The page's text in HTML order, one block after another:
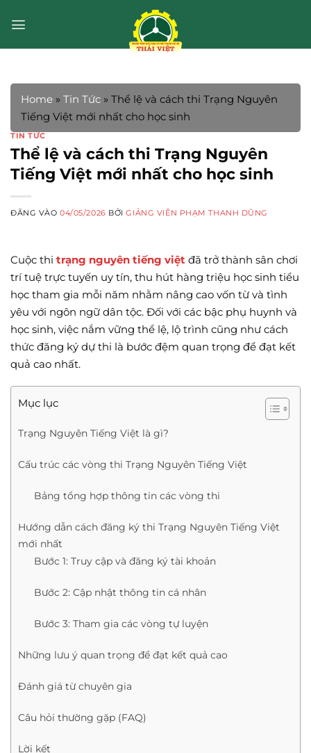
qua
Home » Tin Tức » Thể lệ và cách thi Trạng Nguyên
Tiếng Việt mới nhất cho học sinh
TIN TỨC
Thể lệ và cách thi Trạng Nguyên
Tiếng Việt mới nhất cho học sinh
ĐĂNG VÀO04/05/2026 BỞIGIẢNG VIÊN PHẠM THANH DŨNG
Cuộc thi trạng nguyên tiếng việt đã trở thành sân chơi
trí tuệ trực tuyến uy tín, thu hút hàng triệu học sinh tiểu
học tham gia mỗi năm nhằm nâng cao vốn từ và tình
yêu với ngôn ngữ dân tộc. Đối với các bậc phụ huynh và
học sinh, việc nắm vững thể lệ, lộ trình cũng như cách
thức đăng ký dự thi là bước đệm quan trọng để đạt kết
quả cao nhất.
Mục lục
Trạng Nguyên Tiếng Việt là gì?
Cấu trúc các vòng thi Trạng Nguyên Tiếng Việt
Bảng tổng hợp thông tin các vòng thi
Hướng dẫn cách đăng ký thi Trạng Nguyên Tiếng Việt
mới nhất
Bước 1: Truy cập và đăng ký tài khoản
Bước 2: Cập nhật thông tin cá nhân
Bước 3: Tham gia các vòng tự luyện
Những lưu ý quan trọng để đạt kết quả cao
Đánh giá từ chuyên gia
Câu hỏi thường gặp (FAQ)
Lời kết